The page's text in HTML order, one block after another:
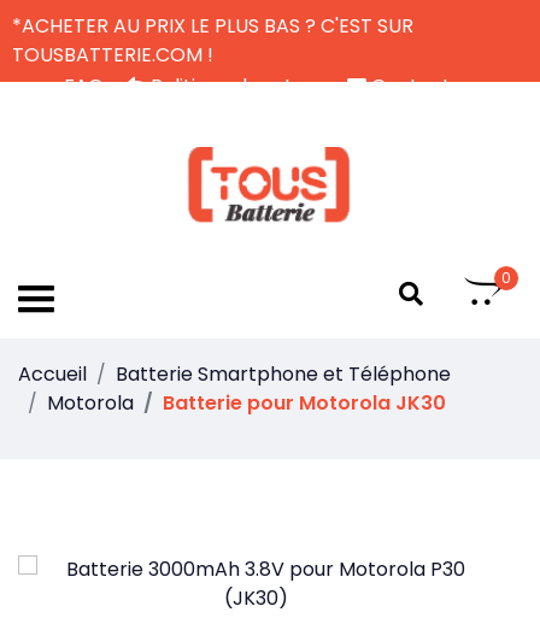
*ACHETER AU PRIX LE PLUS BAS ? C'EST SUR
TOUSBATTERIE.COM !
FAQ
Politique de retour
Contactez-nous
0
Accueil
Batterie Smartphone et Téléphone
Motorola
Batterie pour Motorola JK30